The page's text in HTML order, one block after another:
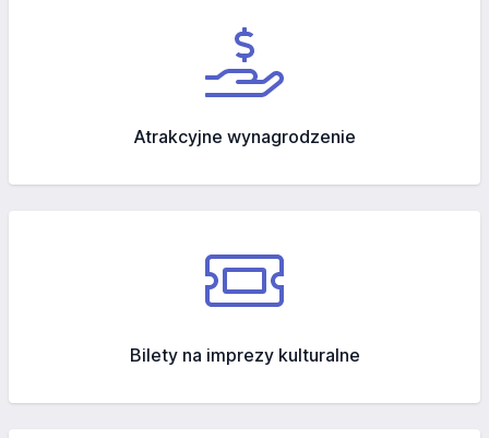
Atrakcyjne wynagrodzenie
Bilety na imprezy kulturalne